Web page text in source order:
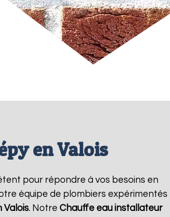
en Valois
pour répondre à vos besoins en
équipe de plombiers expérimentés
Valois. Notre Chauffe eau installateur